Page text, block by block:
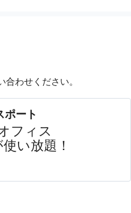
合わせ ください。
ポート
フィス
い放題！